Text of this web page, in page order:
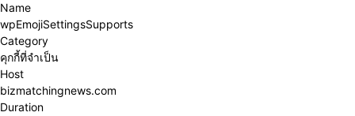
Name
wpEmojiSettingsSupports
Category
คุกกี้ที่จำเป็น
Host
bizmatchingnews.com
Duration